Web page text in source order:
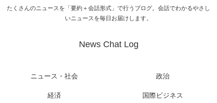
たくさんのニュースを「要約＋会話形式」で行うブログ。会話でわかるやさし
いニュースを毎日お届けします。
News Chat Log
ニュース・社会 政治
経済 国際ビジネス